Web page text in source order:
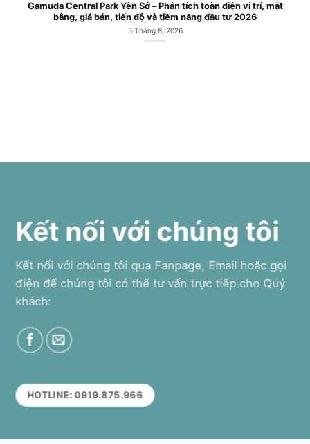
Gamuda Central Park Yên Sở – Phân tích toàn diện vị trí, mặt
bằng, giá bán, tiến độ và tiềm năng đầu tư 2026
5 Tháng 8, 2026
Kết nối với chúng tôi
Kết nối với chúng tôi qua Fanpage, Email hoặc gọi
điện để chúng tôi có thể tư vấn trực tiếp cho Quý
khách:
HOTLINE: 0919.875.966